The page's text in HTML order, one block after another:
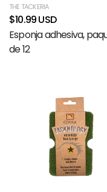
THE TACKERIA
$10.99 USD
Esponja adhesiva,
de 12